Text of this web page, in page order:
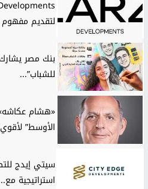
لتقديم
بنك مصر
للشباب”...
«هشام
الأوسط”
سيتي إيدج
استراتيجية